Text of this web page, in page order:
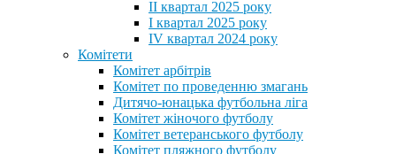
II квартал 2025 року
I квартал 2025 року
IV квартал 2024 року
Комітети
Комітет арбітрів
Комітет по проведенню змагань
Дитячо-юнацька футбольна ліга
Комітет жіночого футболу
Комітет ветеранського футболу
Комітет пляжного футболу